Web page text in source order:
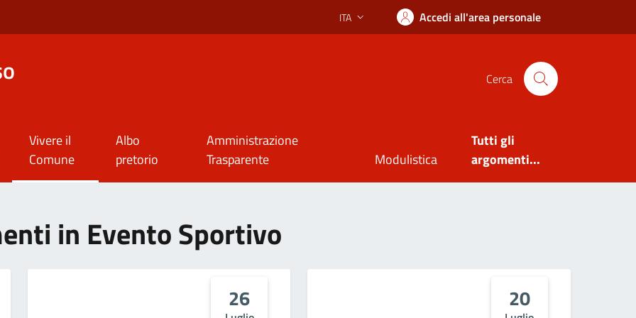
Lingua attiva:
ITA Accedi all'area personale
Cerca
Vivere il
Comune
Albo
pretorio
Amministrazione
Trasparente
Modulistica
Tutti gli
argomenti...
in Evento Sportivo
26 20